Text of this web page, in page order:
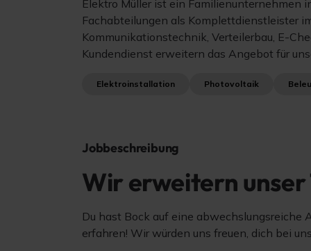
Elektro Müller ist ein
Fachabteilungen als Komplettdienstleister
Kommunikationstechnik, Verteilerbau, E-
Kundendienst erweitern das Angebot für
Elektroinstallation Photovoltaik
Jobbeschreibung
Wir erweitern unser
Du hast Bock auf eine abwechslungsreiche
erfahren! Wir würden uns freuen, dich bei